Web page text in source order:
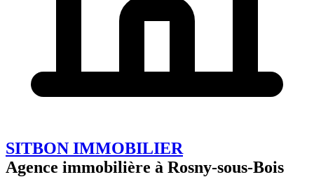
SITBON IMMOBILIER
Agence immobilière à Rosny-sous-Bois